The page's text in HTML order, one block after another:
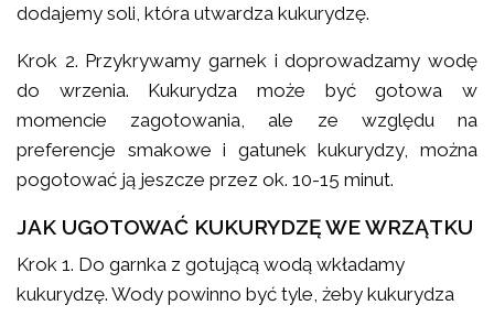
dodajemy soli, która utwardza kukurydzę.
Krok 2. Przykrywamy garnek i doprowadzamy wodę
do wrzenia. Kukurydza może być gotowa w
momencie zagotowania, ale ze względu na
preferencje smakowe i gatunek kukurydzy, można
pogotować ją jeszcze przez ok. 10-15 minut.
JAK UGOTOWAĆ KUKURYDZĘ WE WRZĄTKU
Krok 1. Do garnka z gotującą wodą wkładamy
kukurydzę. Wody powinno być tyle, żeby kukurydza